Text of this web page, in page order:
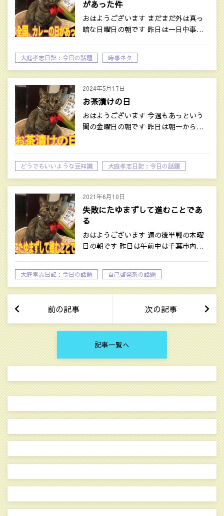
があった件
おはようございます まだまだ外は真っ
暗な日曜日の朝です 昨日は一日中事…
大庭孝志日記：今日の話題 時事ネタ
2024年5月17日
お茶漬けの日
おはようございます 今週もあっという
間の金曜日の朝です 昨日は朝一から…
どうでもいいような豆知識 大庭孝志日記：今日の話題
2021年6月10日
失敗にたゆまずして進むことであ
る
おはようございます 週の後半戦の木曜
日の朝です 昨日は午前中は千葉市内…
大庭孝志日記：今日の話題 自己啓発系の話題
前の記事 次の記事
記事一覧へ